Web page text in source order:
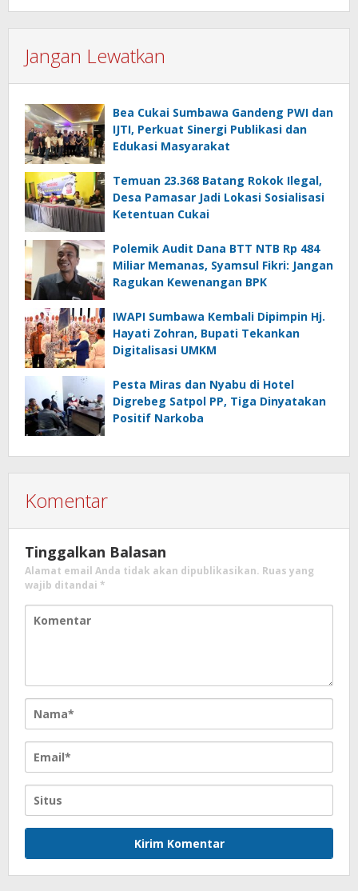
Jangan Lewatkan
Bea Cukai Sumbawa Gandeng PWI dan
IJTI, Perkuat Sinergi Publikasi dan
Edukasi Masyarakat
Temuan 23.368 Batang Rokok Ilegal,
Desa Pamasar Jadi Lokasi Sosialisasi
Ketentuan Cukai
Polemik Audit Dana BTT NTB Rp 484
Miliar Memanas, Syamsul Fikri: Jangan
Ragukan Kewenangan BPK
IWAPI Sumbawa Kembali Dipimpin Hj.
Hayati Zohran, Bupati Tekankan
Digitalisasi UMKM
Pesta Miras dan Nyabu di Hotel
Digrebeg Satpol PP, Tiga Dinyatakan
Positif Narkoba
Komentar
Tinggalkan Balasan
Alamat email Anda tidak akan dipublikasikan. Ruas yang
wajib ditandai *